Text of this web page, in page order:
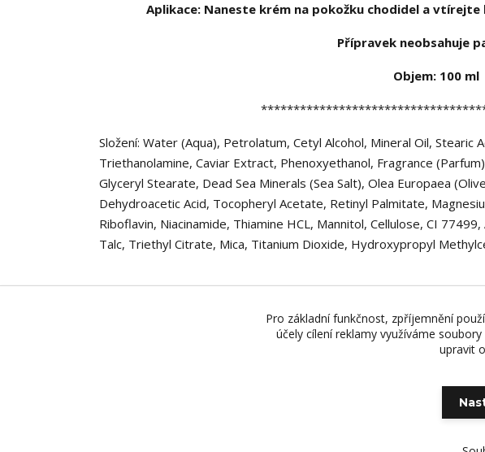
Aplikace: Naneste krém na pokožku chodidel a
Přípravek neobsahuje
Objem: 100 ml
Složení: Water (Aqua), Petrolatum, Cetyl Alcohol, Mineral Oil,
Triethanolamine, Caviar Extract, Phenoxyethanol, Fragrance
Glyceryl Stearate, Dead Sea Minerals (Sea Salt), Olea Europaea
Dehydroacetic Acid, Tocopheryl Acetate, Retinyl Palmitate,
Riboflavin, Niacinamide, Thiamine HCL, Mannitol, Cellulose, CI
Talc, Triethyl Citrate, Mica, Titanium Dioxide, Hydroxypropyl
https://www.monplatin.eu/products/krem-na-nohy-
Pro základní funkčnost, zpříjemnění
účely cílení reklamy využíváme
upravit